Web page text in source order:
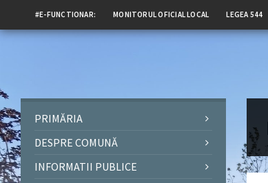
#E-FUNCTIONAR: MONITORUL OFICIAL LOCAL LEGEA 544
PRIMĂRIA
DESPRE COMUNĂ
INFORMATII PUBLICE